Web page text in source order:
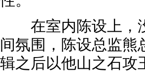
在室内陈设上，没
间氛围，陈设总监熊
辑之后以他山之石攻